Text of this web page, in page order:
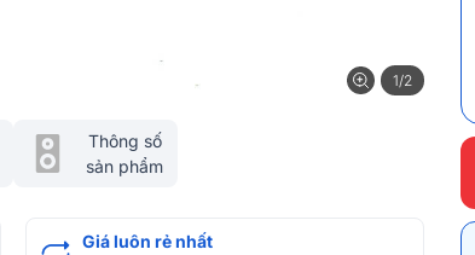
1/2
Thông số
sản phẩm
Giá luôn rẻ nhất